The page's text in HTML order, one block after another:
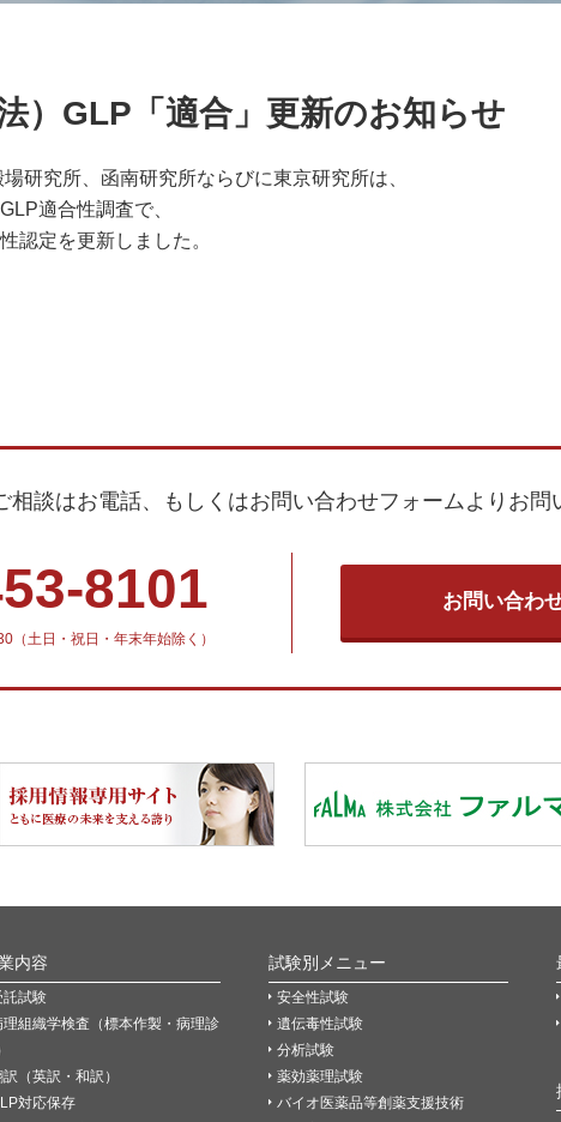
）GLP「適合」更新のお知らせ
研究所、函南研究所ならびに東京研究所は、
適合性調査で、
認定を更新しました。
相談はお電話、もしくはお問い合わせフォームよりお問
8101
（土日・祝日・年末年始除く）
お問い合わ
内容
託試験
理組織学検査（標本作製・病理診
訳（英訳・和訳）
対応保存
試験別メニュー
安全性試験
遺伝毒性試験
分析試験
薬効薬理試験
バイオ医薬品等創薬支援技術